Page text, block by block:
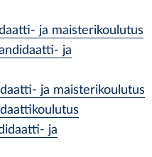
ja maisterikoulutus
ja
ja maisterikoulutus
ja